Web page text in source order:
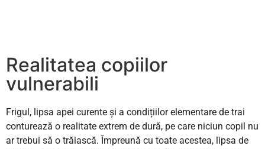
Realitatea copiilor
vulnerabili
Frigul, lipsa apei curente și a condițiilor elementare de trai
conturează o realitate extrem de dură, pe care niciun copil nu
ar trebui să o trăiască. Împreună cu toate acestea, lipsa de